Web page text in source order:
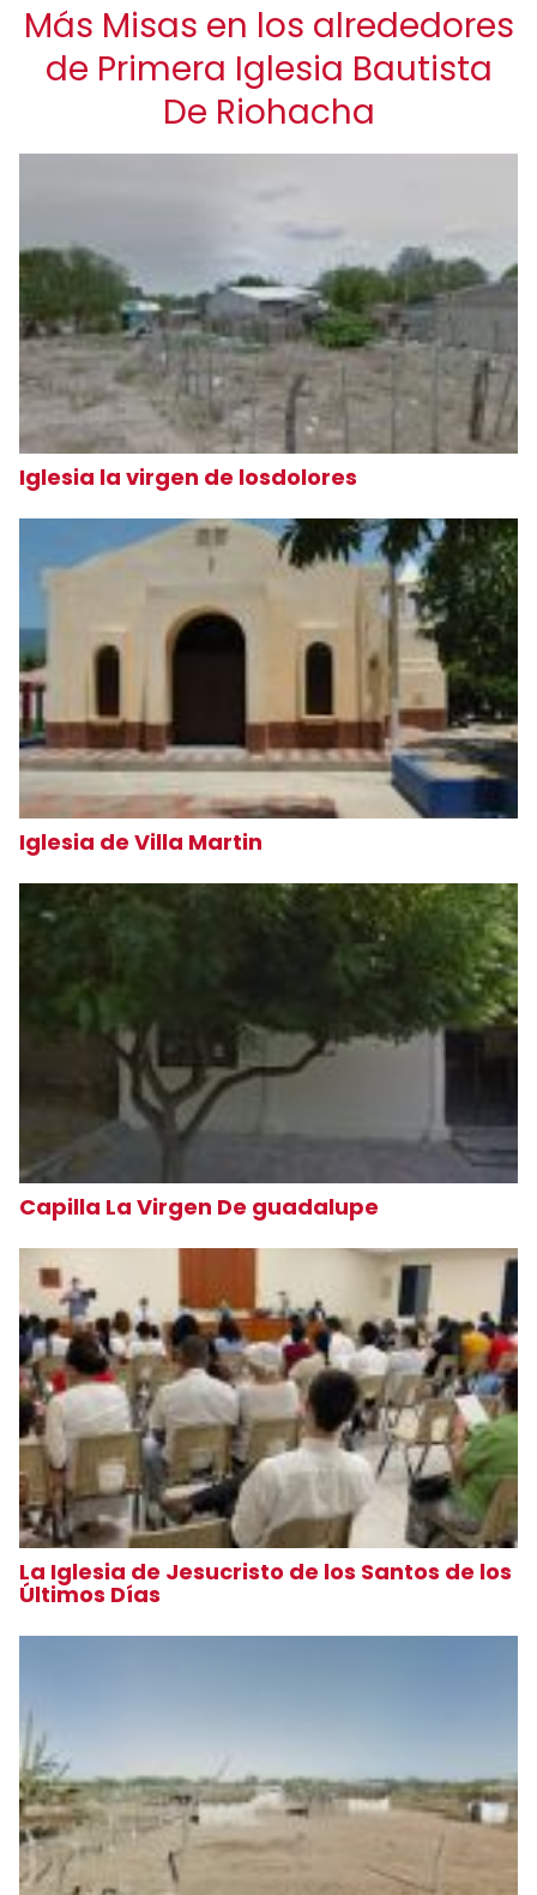
Más Misas en los alrededores
de Primera Iglesia Bautista
De Riohacha
Iglesia la virgen de losdolores
Iglesia de Villa Martin
Capilla La Virgen De guadalupe
La Iglesia de Jesucristo de los Santos de los
Últimos Días